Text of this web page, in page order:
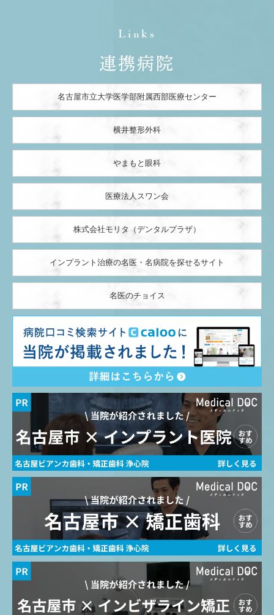
Links
連携病院
名古屋市立大学医学部附属西部医療センター
横井整形外科
やまもと眼科
医療法人スワン会
株式会社モリタ（デンタルプラザ）
インプラント治療の名医・名病院を探せるサイト
名医のチョイス